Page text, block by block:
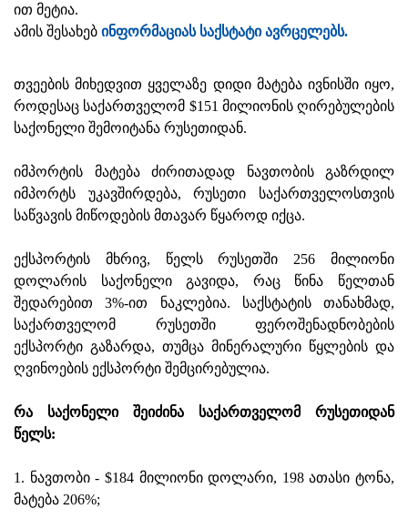
ით მეტია.
ამის შესახებ ინფორმაციას საქსტატი ავრცელებს.
თვეების მიხედვით ყველაზე დიდი მატება ივნისში იყო,
როდესაც საქართველომ $151 მილიონის ღირებულების
საქონელი შემოიტანა რუსეთიდან.
იმპორტის მატება ძირითადად ნავთობის გაზრდილ
იმპორტს უკავშირდება, რუსეთი საქართველოსთვის
საწვავის მიწოდების მთავარ წყაროდ იქცა.
ექსპორტის მხრივ, წელს რუსეთში 256 მილიონი
დოლარის საქონელი გავიდა, რაც წინა წელთან
შედარებით 3%-ით ნაკლებია. საქსტატის თანახმად,
საქართველომ რუსეთში ფეროშენადნობების
ექსპორტი გაზარდა, თუმცა მინერალური წყლების და
ღვინოების ექსპორტი შემცირებულია.
რა საქონელი შეიძინა საქართველომ რუსეთიდან
წელს:
1. ნავთობი - $184 მილიონი დოლარი, 198 ათასი ტონა,
მატება 206%;